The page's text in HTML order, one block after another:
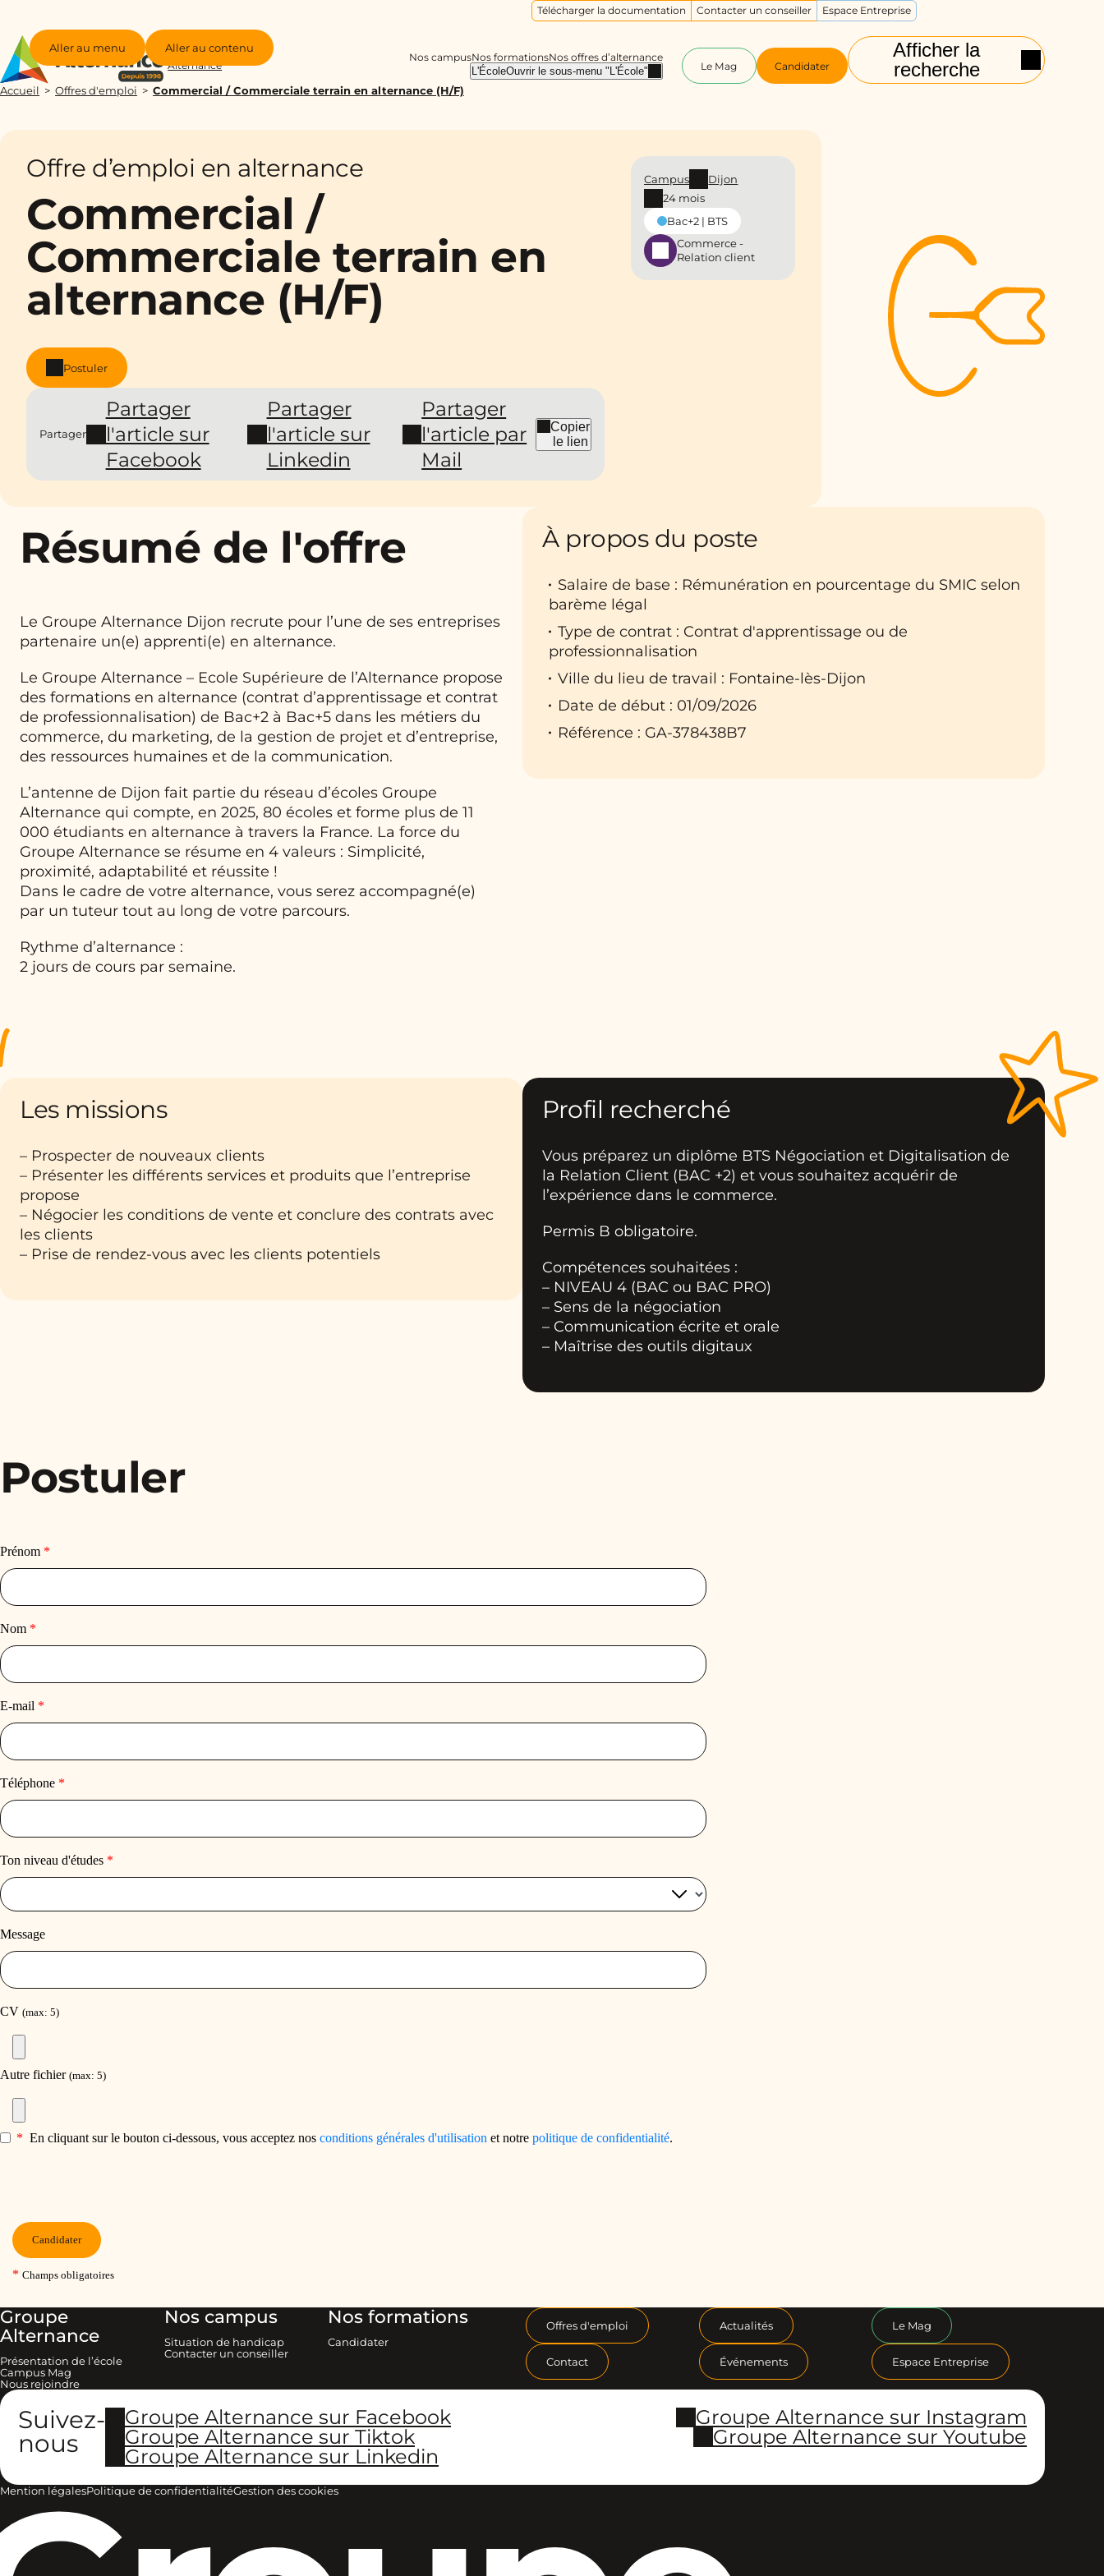
Aller au menu Aller au contenu
Groupe
Alternance
Afficher la
recherche
Nos campusNos formationsNos offres d’alternance
L'ÉcoleOuvrir le sous-menu "L'École" Le Mag Candidater
Télécharger la documentation Contacter un conseiller Espace Entreprise
Accueil Offres d'emploi Commercial / Commerciale terrain en alternance (H/F)
Offre d’emploi en alternance
Commercial /
Commerciale terrain en
alternance (H/F)
Postuler
Partager
Partager
l'article sur
Facebook
Partager
l'article sur
Linkedin
Partager
l'article par
Mail
Copier
le lien
Campus
Dijon
24 mois
Bac+2 | BTS
Commerce -
Relation client
Résumé de l'offre
Le Groupe Alternance Dijon recrute pour l’une de ses entreprises
partenaire un(e) apprenti(e) en alternance.
Le Groupe Alternance – Ecole Supérieure de l’Alternance propose
des formations en alternance (contrat d’apprentissage et contrat
de professionnalisation) de Bac+2 à Bac+5 dans les métiers du
commerce, du marketing, de la gestion de projet et d’entreprise,
des ressources humaines et de la communication.
L’antenne de Dijon fait partie du réseau d’écoles Groupe
Alternance qui compte, en 2025, 80 écoles et forme plus de 11
000 étudiants en alternance à travers la France. La force du
Groupe Alternance se résume en 4 valeurs : Simplicité,
proximité, adaptabilité et réussite !
Dans le cadre de votre alternance, vous serez accompagné(e)
par un tuteur tout au long de votre parcours.
Rythme d’alternance :
2 jours de cours par semaine.
À propos du poste
Salaire de base : Rémunération en pourcentage du SMIC selon
barème légal
Type de contrat : Contrat d'apprentissage ou de
professionnalisation
Ville du lieu de travail : Fontaine-lès-Dijon
Date de début : 01/09/2026
Référence : GA-378438B7
Les missions
– Prospecter de nouveaux clients
– Présenter les différents services et produits que l’entreprise
propose
– Négocier les conditions de vente et conclure des contrats avec
les clients
– Prise de rendez-vous avec les clients potentiels
Profil recherché
Vous préparez un diplôme BTS Négociation et Digitalisation de
la Relation Client (BAC +2) et vous souhaitez acquérir de
l’expérience dans le commerce.
Permis B obligatoire.
Compétences souhaitées :
– NIVEAU 4 (BAC ou BAC PRO)
– Sens de la négociation
– Communication écrite et orale
– Maîtrise des outils digitaux
Postuler
Groupe
Alternance
Présentation de l’école
Campus Mag
Nous rejoindre
Nos campus
Situation de handicap
Contacter un conseiller
Nos formations
Candidater
Offres d'emploi Actualités Le Mag
Contact Événements Espace Entreprise
Suivez-
nous
Groupe Alternance sur Facebook
Groupe Alternance sur Instagram
Groupe Alternance sur Tiktok
Groupe Alternance sur Youtube
Groupe Alternance sur Linkedin
Mention légalesPolitique de confidentialitéGestion des cookies